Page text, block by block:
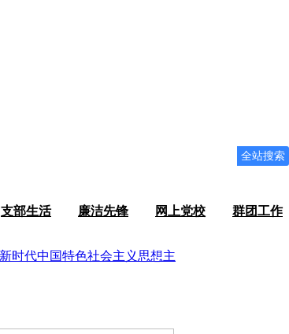
全站搜索
支部生活 廉洁先锋 网上党校 群团工作